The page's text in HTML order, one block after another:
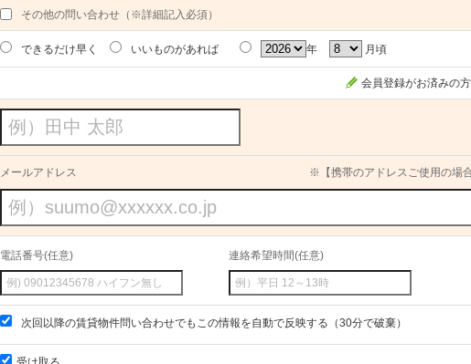
その他の問い合わせ（※詳細記入必須）
できるだけ早く いいものがあれば 年 月頃
会員登録がお済みの
メールアドレス ※【携帯のアドレスご使用の場
電話番号(任意) 連絡希望時間(任意)
次回以降の賃貸物件問い合わせでもこの情報を自動で反映する（30分で破棄）